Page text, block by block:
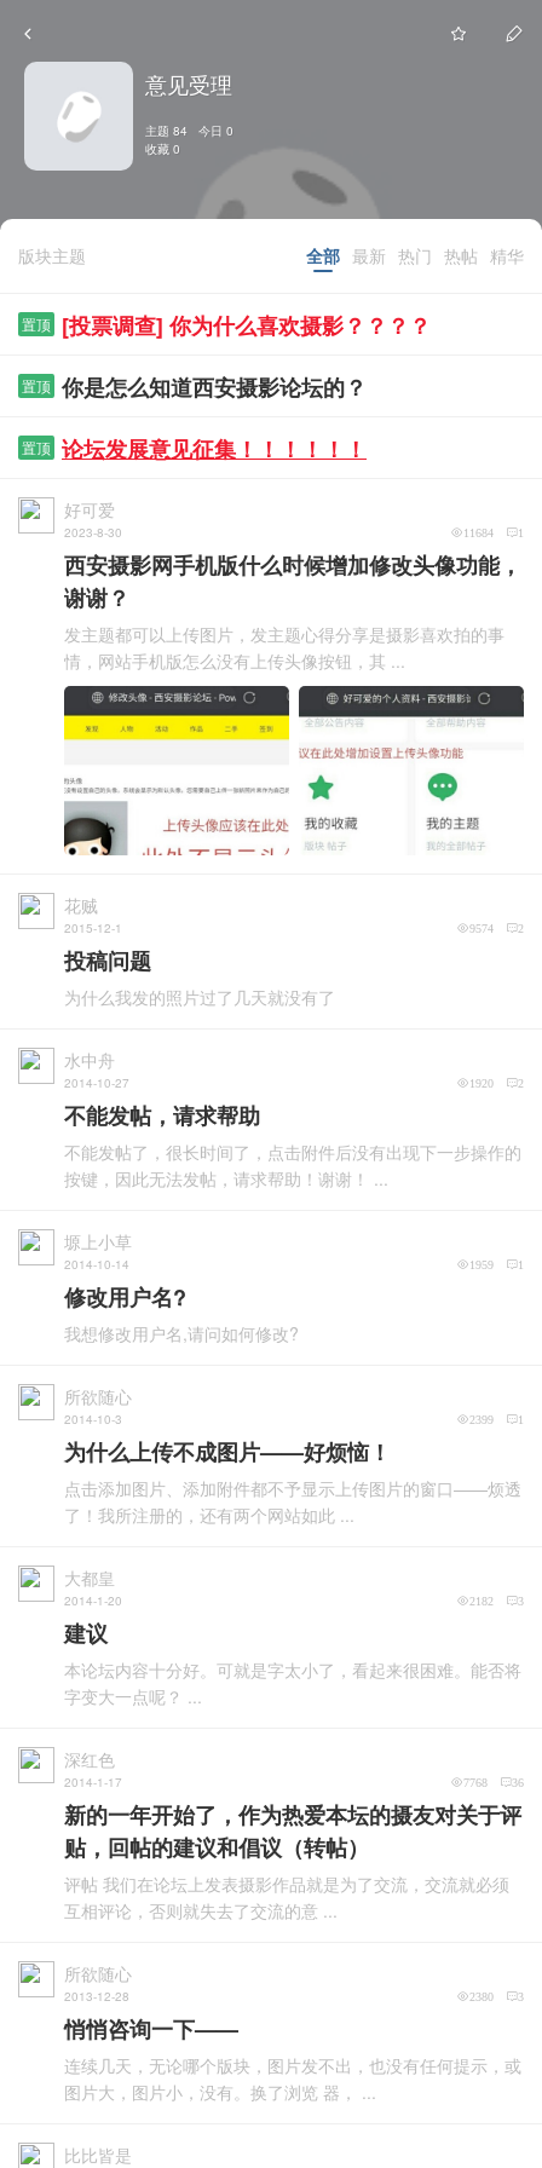
意见受理
主题 84 今日 0
收藏 0
版块主题 全部 最新 热门 热帖 精华
置顶 [投票调查] 你为什么喜欢摄影？？？？
置顶 你是怎么知道西安摄影论坛的？
置顶 论坛发展意见征集！！！！！！
好可爱
2023-8-30 1
11684
西安摄影网手机版什么时候增加修改头像功能，
谢谢？
发主题都可以上传图片，发主题心得分享是摄影喜欢拍的事
情，网站手机版怎么没有上传头像按钮，其 ...
花贼
2015-12-1 2
9574
投稿问题
为什么我发的照片过了几天就没有了
水中舟
2014-10-27 2
1920
不能发帖，请求帮助
不能发帖了，很长时间了，点击附件后没有出现下一步操作的
按键，因此无法发帖，请求帮助！谢谢！ ...
塬上小草
2014-10-14 1
1959
修改用户名?
我想修改用户名,请问如何修改?
所欲随心
2014-10-3 1
2399
为什么上传不成图片——好烦恼！
点击添加图片、添加附件都不予显示上传图片的窗口——烦透
了！我所注册的，还有两个网站如此 ...
大都皇
2014-1-20 3
2182
建议
本论坛内容十分好。可就是字太小了，看起来很困难。能否将
字变大一点呢？ ...
深红色
2014-1-17 36
7768
新的一年开始了，作为热爱本坛的摄友对关于评
贴，回帖的建议和倡议（转帖）
评帖 我们在论坛上发表摄影作品就是为了交流，交流就必须
互相评论，否则就失去了交流的意 ...
所欲随心
2013-12-28 3
2380
悄悄咨询一下——
连续几天，无论哪个版块，图片发不出，也没有任何提示，或
图片大，图片小，没有。换了浏览 器， ...
比比皆是